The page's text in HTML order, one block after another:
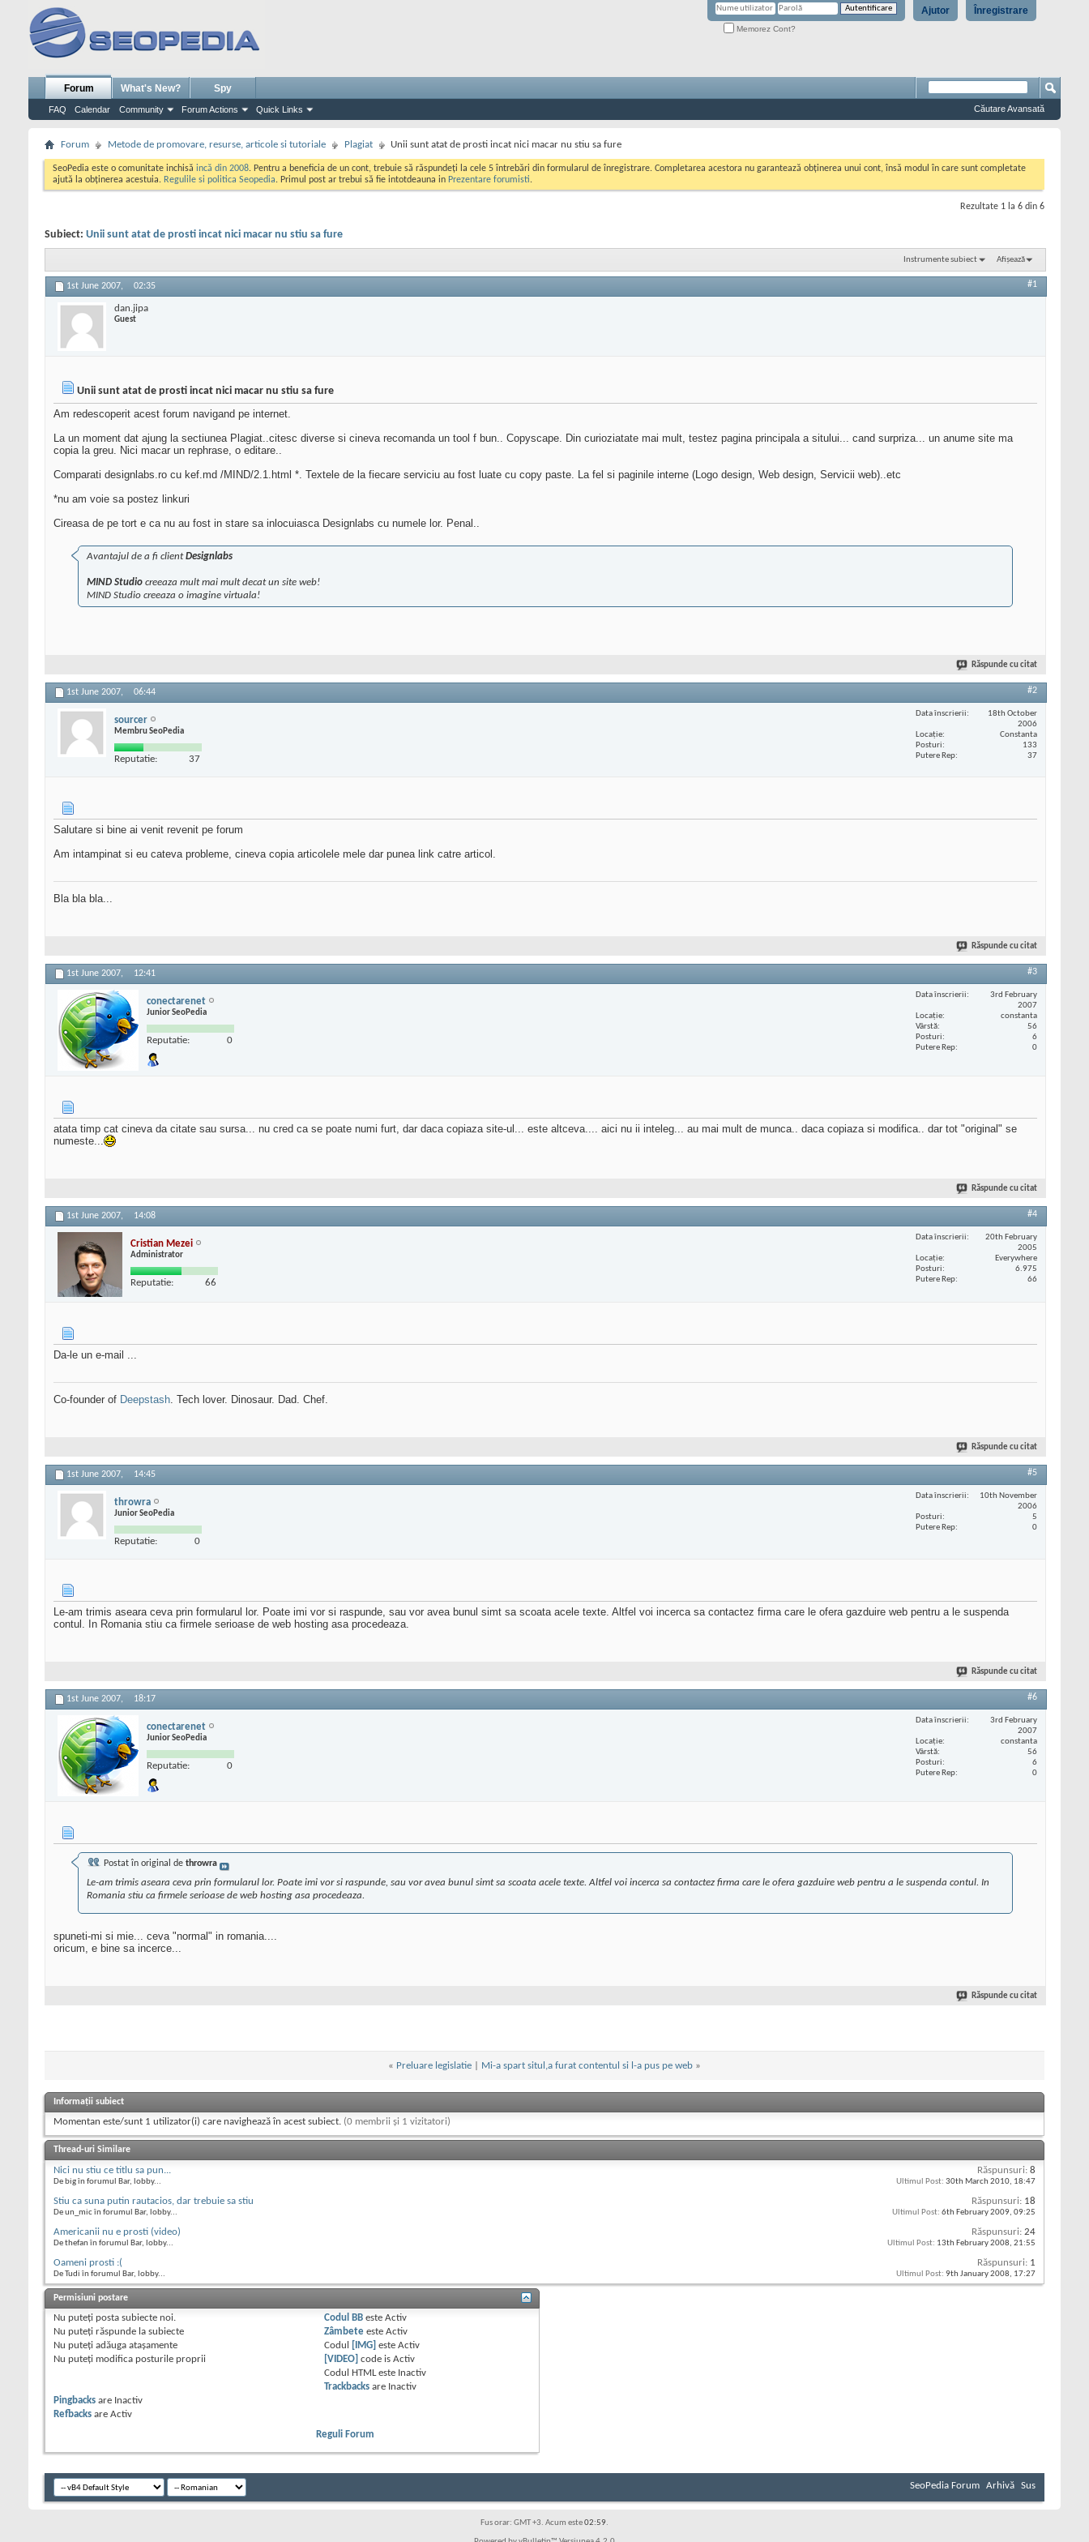
Înregistrare
Ajutor
Memorez Cont?
Forum
FAQ Calendar Community Forum Actions Quick Links
What's New? Spy
Căutare Avansată
Forum Metode de promovare, resurse, articole si tutoriale Plagiat Unii sunt atat de prosti incat nici macar nu stiu sa fure
SeoPedia este o comunitate inchisă incă din 2008. Pentru a beneficia de un cont, trebuie să răspundeți la cele 5 întrebări din formularul de înregistrare. Completarea acestora nu garantează obținerea unui cont, însă modul în care sunt completate
ajută la obținerea acestuia. Regulile si politica Seopedia. Primul post ar trebui să fie intotdeauna in Prezentare forumisti.
Rezultate 1 la 6 din 6
Subiect: Unii sunt atat de prosti incat nici macar nu stiu sa fure
Instrumente subiect Afișează
1st June 2007, 02:35 #1
dan.jipa
Guest
Unii sunt atat de prosti incat nici macar nu stiu sa fure
Am redescoperit acest forum navigand pe internet.
La un moment dat ajung la sectiunea Plagiat..citesc diverse si cineva recomanda un tool f bun.. Copyscape. Din curioziatate mai mult, testez pagina principala a sitului... cand surpriza... un anume site ma
copia la greu. Nici macar un rephrase, o editare..
Comparati designlabs.ro cu kef.md /MIND/2.1.html *. Textele de la fiecare serviciu au fost luate cu copy paste. La fel si paginile interne (Logo design, Web design, Servicii web)..etc
*nu am voie sa postez linkuri
Cireasa de pe tort e ca nu au fost in stare sa inlocuiasca Designlabs cu numele lor. Penal..
Avantajul de a fi clientDesignlabs
MIND Studio creeaza mult mai mult decat un site web!
MIND Studio creeaza o imagine virtuala!
Răspunde cu citat
1st June 2007, 06:44 #2
sourcer
Membru SeoPedia
Reputatie: 37
Data înscrierii
18th October
2006
Locaţie
Constanta
Posturi
133
Putere Rep
37
Salutare si bine ai venit revenit pe forum
Am intampinat si eu cateva probleme, cineva copia articolele mele dar punea link catre articol.
Bla bla bla...
Răspunde cu citat
1st June 2007, 12:41 #3
conectarenet
Junior SeoPedia
Reputatie: 0
Data înscrierii
3rd February
2007
Locaţie
constanta
Vârstă
56
Posturi
6
Putere Rep
0
atata timp cat cineva da citate sau sursa... nu cred ca se poate numi furt, dar daca copiaza site-ul... este altceva.... aici nu ii inteleg... au mai mult de munca.. daca copiaza si modifica.. dar tot "original" se
numeste...
Răspunde cu citat
1st June 2007, 14:08 #4
Cristian Mezei
Administrator
Reputatie: 66
Data înscrierii
20th February
2005
Locaţie
Everywhere
Posturi
6.975
Putere Rep
66
Da-le un e-mail ...
Co-founder of Deepstash. Tech lover. Dinosaur. Dad. Chef.
Răspunde cu citat
1st June 2007, 14:45 #5
throwra
Junior SeoPedia
Reputatie: 0
Data înscrierii
10th November
2006
Posturi
5
Putere Rep
0
Le-am trimis aseara ceva prin formularul lor. Poate imi vor si raspunde, sau vor avea bunul simt sa scoata acele texte. Altfel voi incerca sa contactez firma care le ofera gazduire web pentru a le suspenda
contul. In Romania stiu ca firmele serioase de web hosting asa procedeaza.
Răspunde cu citat
1st June 2007, 18:17 #6
conectarenet
Junior SeoPedia
Reputatie: 0
Data înscrierii
3rd February
2007
Locaţie
constanta
Vârstă
56
Posturi
6
Putere Rep
0
Postat în original de throwra
Le-am trimis aseara ceva prin formularul lor. Poate imi vor si raspunde, sau vor avea bunul simt sa scoata acele texte. Altfel voi incerca sa contactez firma care le ofera gazduire web pentru a le suspenda contul. In
Romania stiu ca firmele serioase de web hosting asa procedeaza.
spuneti-mi si mie... ceva "normal" in romania....
oricum, e bine sa incerce...
Răspunde cu citat
« Preluare legislatie Mi-a spart situl,a furat contentul si l-a pus pe web »
Informații subiect
Momentan este/sunt 1 utilizator(i) care navighează în acest subiect. (0 membrii și 1 vizitatori)
Thread-uri Similare
Nici nu stiu ce titlu sa pun...
De big în forumul Bar, lobby...
Răspunsuri: 8
Ultimul Post: 30th March 2010, 18:47
Stiu ca suna putin rautacios, dar trebuie sa stiu
De un_mic în forumul Bar, lobby...
Răspunsuri: 18
Ultimul Post: 6th February 2009, 09:25
Americanii nu e prosti (video)
De thefan în forumul Bar, lobby...
Răspunsuri: 24
Ultimul Post: 13th February 2008, 21:55
Oameni prosti :(
De Tudi în forumul Bar, lobby...
Răspunsuri: 1
Ultimul Post: 9th January 2008, 17:27
Permisiuni postare
Nu puteţi posta subiecte noi.
Nu puteţi răspunde la subiecte
Nu puteţi adăuga ataşamente
Nu puteţi modifica posturile proprii
Codul BB esteActiv
Zâmbete esteActiv
Codul
[IMG] esteActiv
[VIDEO] code isActiv
Codul HTML este Inactiv
Trackbacks are Inactiv
Pingbacks are Inactiv
Refbacks are Activ
Reguli Forum
SeoPedia Forum Arhivă Sus
Fus orar: GMT +3. Acum este02:59.